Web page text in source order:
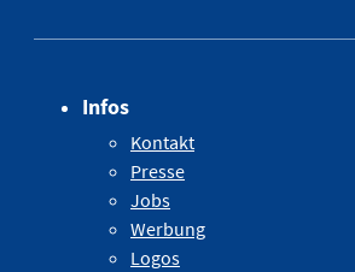
Infos
Kontakt
Presse
Jobs
Werbung
Logos